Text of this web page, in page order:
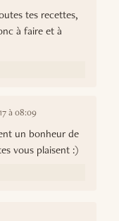
tes recettes,
à faire et à
à 08:09
un bonheur de
vous plaisent :)